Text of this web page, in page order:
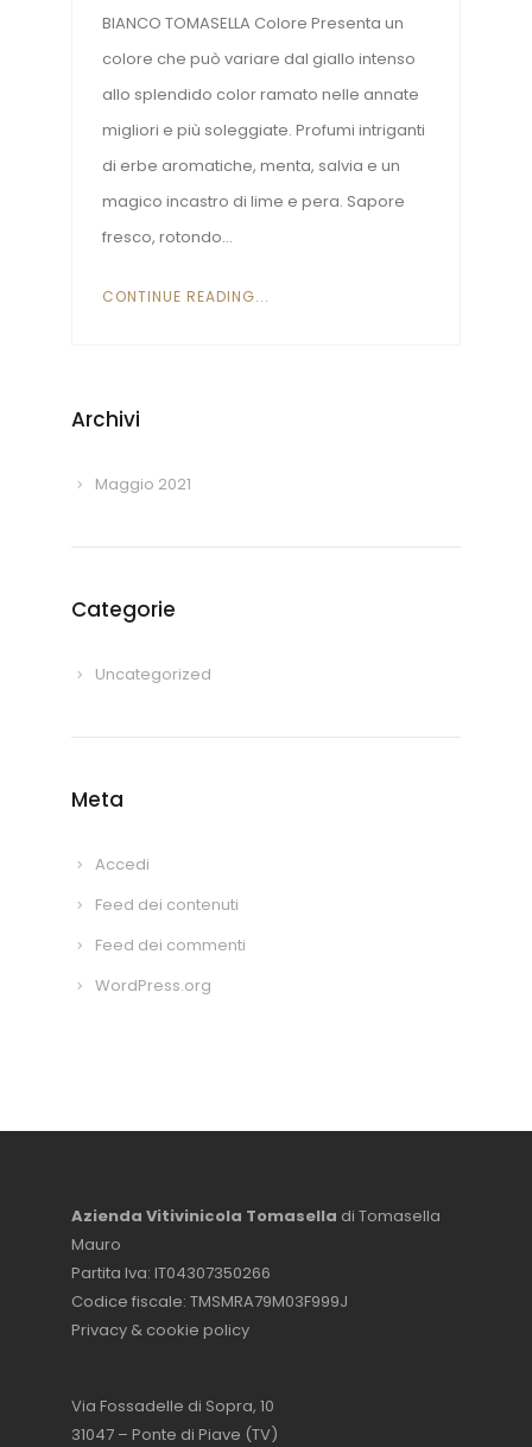
BIANCO TOMASELLA Colore Presenta un
colore che può variare dal giallo intenso
allo splendido color ramato nelle annate
migliori e più soleggiate. Profumi intriganti
di erbe aromatiche, menta, salvia e un
magico incastro di lime e pera. Sapore
fresco, rotondo...
CONTINUE READING...
Archivi
Maggio 2021
Categorie
Uncategorized
Meta
Accedi
Feed dei contenuti
Feed dei commenti
WordPress.org
Azienda Vitivinicola Tomasella di Tomasella
Mauro
Partita Iva: IT04307350266
Codice fiscale: TMSMRA79M03F999J
Privacy & cookie policy
Via Fossadelle di Sopra, 10
31047 – Ponte di Piave (TV)